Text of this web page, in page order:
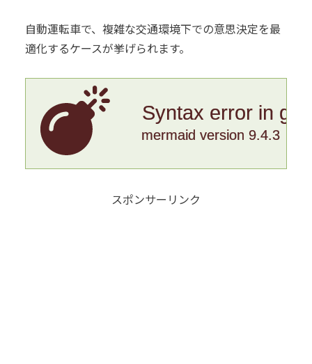
自動運転車で、複雑な交通環境下での意思決定を最
適化するケースが挙げられます。
Syntax error in
mermaid version 9.4.3
スポンサーリンク